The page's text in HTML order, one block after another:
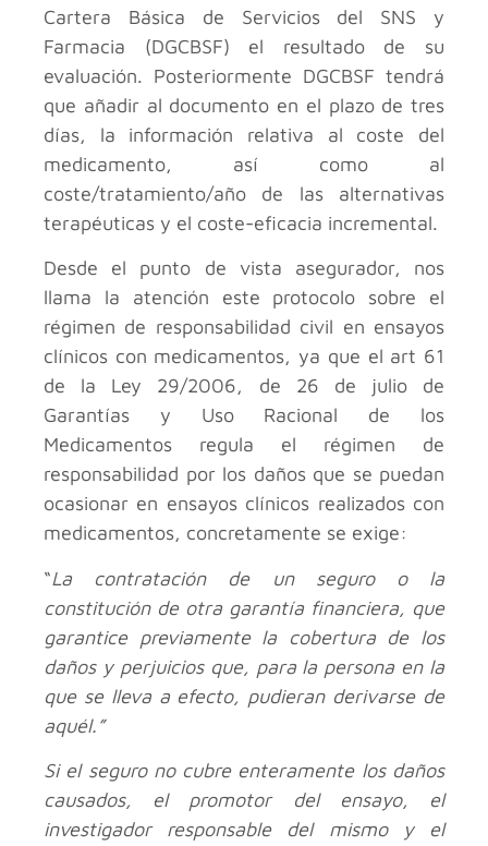
Cartera Básica de Servicios del SNS y
Farmacia (DGCBSF) el resultado de su
evaluación. Posteriormente DGCBSF tendrá
que añadir al documento en el plazo de tres
días, la información relativa al coste del
medicamento, así como al
coste/tratamiento/año de las alternativas
terapéuticas y el coste-eficacia incremental.
Desde el punto de vista asegurador, nos
llama la atención este protocolo sobre el
régimen de responsabilidad civil en ensayos
clínicos con medicamentos, ya que el art 61
de la Ley 29/2006, de 26 de julio de
Garantías y Uso Racional de los
Medicamentos regula el régimen de
responsabilidad por los daños que se puedan
ocasionar en ensayos clínicos realizados con
medicamentos, concretamente se exige:
“La contratación de un seguro o la
constitución de otra garantía financiera, que
garantice previamente la cobertura de los
daños y perjuicios que, para la persona en la
que se lleva a efecto, pudieran derivarse de
aquél.”
Si el seguro no cubre enteramente los daños
causados, el promotor del ensayo, el
investigador responsable del mismo y el